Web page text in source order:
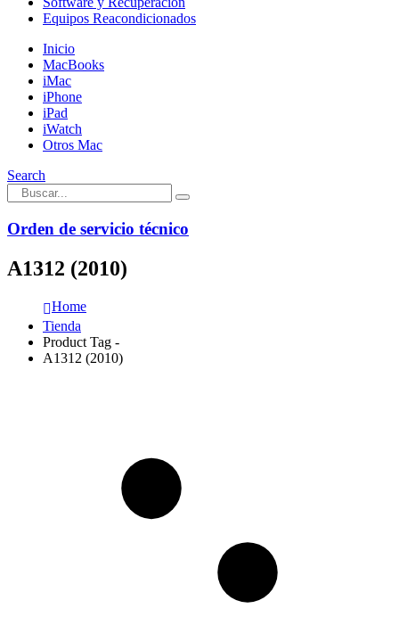
Equipos Reacondicionados
Inicio
MacBooks
iMac
iPhone
iPad
iWatch
Otros Mac
Search
Orden de servicio técnico
A1312 (2010)
Home
Tienda
Product Tag -
A1312 (2010)